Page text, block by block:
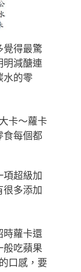
覺得最驚
明減醣連
水的零
卡～蘿卡
食每個都
項超級加
很多添加
時蘿卡還
般吃蘋果
口感，要